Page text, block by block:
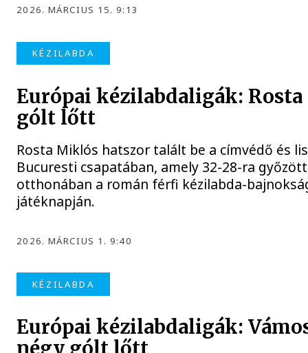
2026. MÁRCIUS 15. 9:13
KÉZILABDA
Európai kézilabdaligák:
gólt lőtt
Rosta Miklós hatszor talált be a címvédő és
Bucuresti csapatában, amely 32-28-ra
otthonában a román férfi kézilabda-
játéknapján.
2026. MÁRCIUS 1. 9:40
KÉZILABDA
Európai kézilabdaligák: